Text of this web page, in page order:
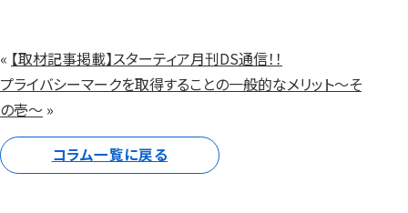
« 【取材記事掲載】スターティア月刊DS通信！！
プライバシーマークを取得することの一般的なメリット～そ
の壱～ »
コラム一覧に戻る